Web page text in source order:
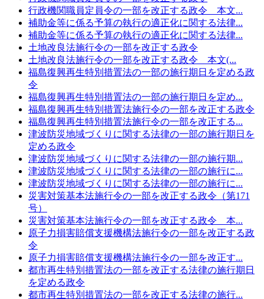
行政機関職員定員令の一部を改正する政令 本文...
補助金等に係る予算の執行の適正化に関する法律...
補助金等に係る予算の執行の適正化に関する法律...
土地改良法施行令の一部を改正する政令
土地改良法施行令の一部を改正する政令 本文(...
福島復興再生特別措置法の一部の施行期日を定める政
令
福島復興再生特別措置法の一部の施行期日を定め...
福島復興再生特別措置法施行令の一部を改正する政令
福島復興再生特別措置法施行令の一部を改正する...
津波防災地域づくりに関する法律の一部の施行期日を
定める政令
津波防災地域づくりに関する法律の一部の施行期...
津波防災地域づくりに関する法律の一部の施行に...
津波防災地域づくりに関する法律の一部の施行に...
災害対策基本法施行令の一部を改正する政令（第171
号）
災害対策基本法施行令の一部を改正する政令 本...
原子力損害賠償支援機構法施行令の一部を改正する政
令
原子力損害賠償支援機構法施行令の一部を改正す...
都市再生特別措置法の一部を改正する法律の施行期日
を定める政令
都市再生特別措置法の一部を改正する法律の施行...